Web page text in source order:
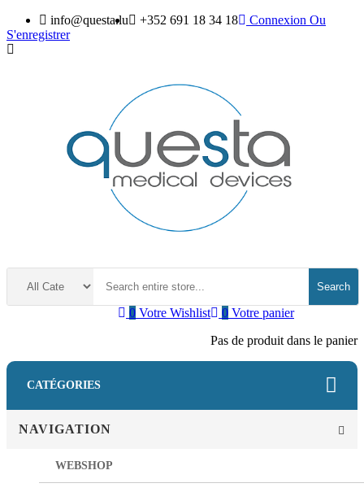
info@questa.lu +352 691 18 34 18 Connexion Ou
S'enregistrer
Search
0 Votre panier
Pas de produit dans le panier
0 Votre Wishlist
CATÉGORIES
NAVIGATION
WEBSHOP